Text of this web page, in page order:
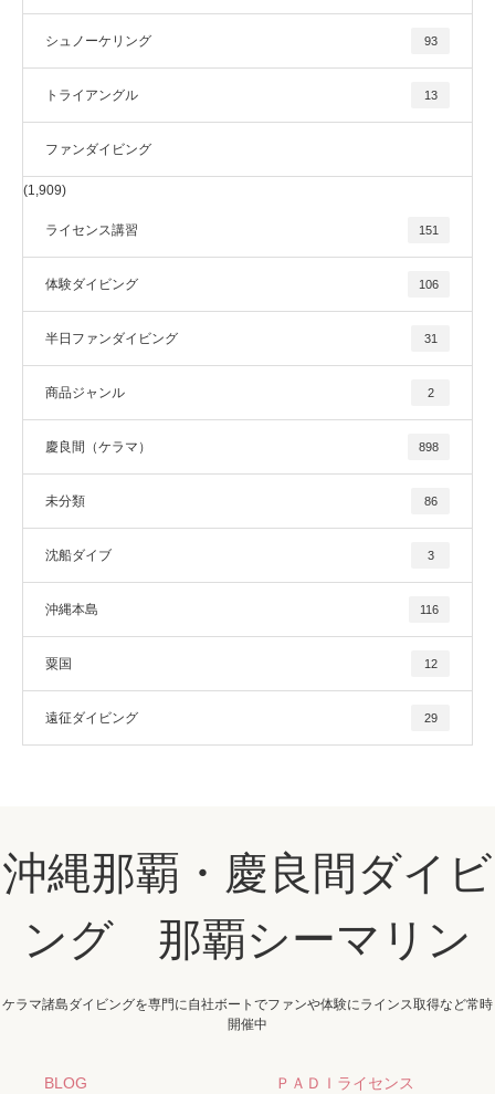
シュノーケリング 93
トライアングル 13
ファンダイビング
(1,909)
ライセンス講習 151
体験ダイビング 106
半日ファンダイビング 31
商品ジャンル 2
慶良間（ケラマ） 898
未分類 86
沈船ダイブ 3
沖縄本島 116
粟国 12
遠征ダイビング 29
沖縄那覇・慶良間ダイビ
ング 那覇シーマリン
ケラマ諸島ダイビングを専門に自社ボートでファンや体験にラインス取得など常時
開催中
BLOG ＰＡＤＩライセンス